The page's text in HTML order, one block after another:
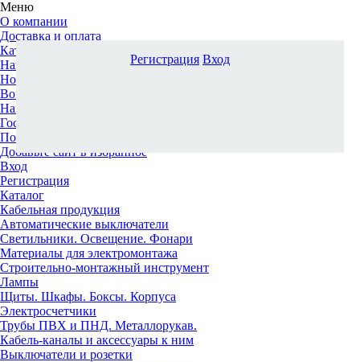
Меню
О компании
Доставка и оплата
Каталог
Наши офисы
Новости и новинки
Вопрос-ответ
Наша команда
Гос. заказчикам
Поставщикам
Добавьте сайт в избранное
Вход
Регистрация
Каталог
Кабельная продукция
Автоматические выключатели
Светильники. Освещение. Фонари
Материалы для электромонтажа
Строительно-монтажный инструмент
Лампы
Щиты. Шкафы. Боксы. Корпуса
Электросчетчики
Трубы ПВХ и ПНД. Металлорукав.
Кабель-каналы и аксессуары к ним
Выключатели и розетки
Регистрация Вход